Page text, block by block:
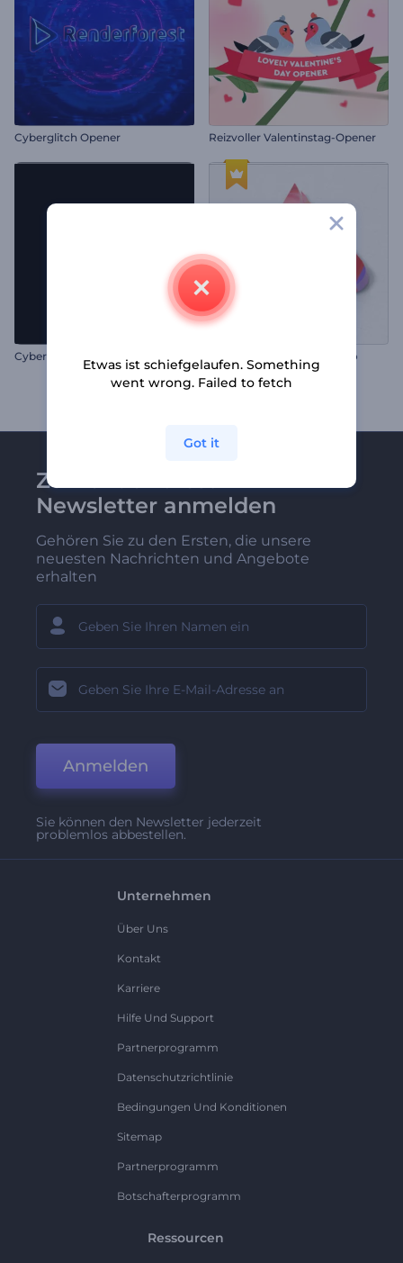
Cyberglitch Opener Reizvoller Valentinstag-Opener
Cyber-Stör-Logo Entwickelndes Sketch Logo
Zu Renderforest-
Newsletter anmelden
Gehören Sie zu den Ersten, die unsere
neuesten Nachrichten und Angebote
erhalten
Anmelden
Sie können den Newsletter jederzeit
problemlos abbestellen.
Unternehmen
Über Uns
Kontakt
Karriere
Hilfe Und Support
Partnerprogramm
Datenschutzrichtlinie
Bedingungen Und Konditionen
Sitemap
Partnerprogramm
Botschafterprogramm
Ressourcen
Etwas ist schiefgelaufen. Something
went wrong. Failed to fetch
Got it